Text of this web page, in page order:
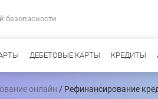
безопасности
ДЕБЕТОВЫЕ КАРТЫ КРЕДИТЫ
онлайн / Рефинансирование